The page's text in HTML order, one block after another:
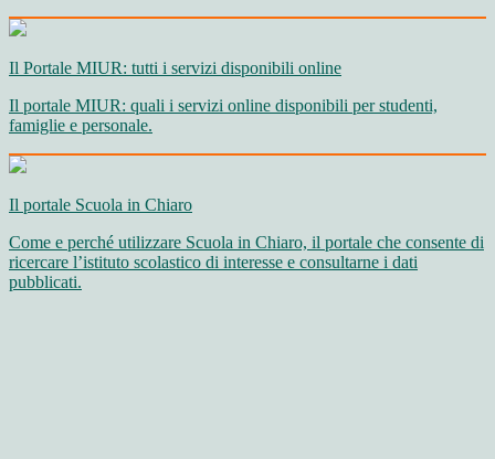
Il Portale MIUR: tutti i servizi disponibili online
Il portale MIUR: quali i servizi online disponibili per studenti,
famiglie e personale.
Il portale Scuola in Chiaro
Come e perché utilizzare Scuola in Chiaro, il portale che consente di
ricercare l’istituto scolastico di interesse e consultarne i dati
pubblicati.